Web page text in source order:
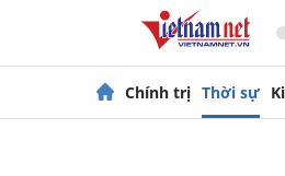
Chính trị Thời sự